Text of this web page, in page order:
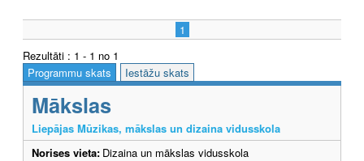
1
Rezultāti : 1 - 1 no 1
Programmu skats
Iestāžu skats
Mākslas
Liepājas Mūzikas, mākslas un dizaina vidusskola
Norises vieta: Dizaina un mākslas vidusskola